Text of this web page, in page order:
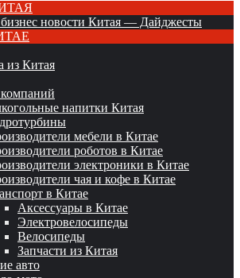
новости Китая — Дайджесты
из Китая
напитки Китая
мебели в Китае
роботов в Китае
электроники в Китае
чая и кофе в Китае
в Китае
Аксессуары в Китае
Электровелосипеды
Велосипеды
Запчасти из Китая
авто